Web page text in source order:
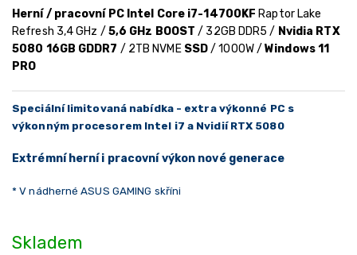
Skladem
Herní / pracovní PC Intel Core i7-14700KF Raptor Lake
Refresh 3,4 GHz / 5,6 GHz BOOST / 32GB DDR5 / Nvidia RTX
5080 16GB GDDR7 / 2TB NVME SSD/ 1000W /Windows 11
PRO
Speciální limitovaná nabídka - extra výkonné PC s
výkonným procesorem Intel i7 a Nvidií RTX 5080
Extrémní herní i pracovní výkon nové generace
* V nádherné ASUS GAMING skříni